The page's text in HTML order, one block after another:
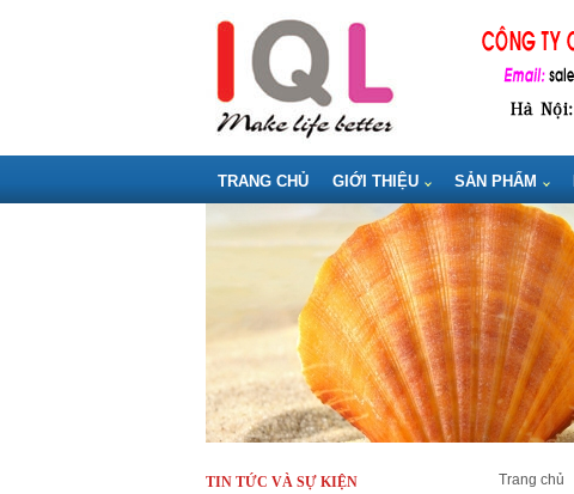
TRANG CHỦ GIỚI THIỆU SẢN PHẨM
TIN TỨC VÀ SỰ KIỆN trang chủ